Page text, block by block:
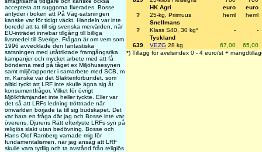
acceptera att suggorna fixerades. Bosse
antyder i boken att På Väg-satsningen
kanske var för tidigt väckt. Handeln var inte
beredd att ta till sig svenska mervärden, när
EU-inträdet innebar tillgång till billiga
livsmedel till Sverige. Frågan är om vem som
1996 avvecklade den fantastiska
satsningen med utåtriktade framgångsrika
kampanjer och mycket arbete med att få
bönderna med på tåget ex Miljöhusesynen
samt miljörapporter i samarbete med SCB, m
m. Kanske var det Slakteriförbundet, som
alltid tyckt att LRF inte skulle ägna sig åt
konsumentfrågor. Vilket för övrigt
Mjölkfrämjandet inte heller tyckte. Eller var
det så att LRFs ledning tröttnade när
omvärlden började ta till sig budskapet. Det
var bara en fråga där jag och Bosse inte var
överens. Djurens Rätt efterlyste LRFs syn på
religiös slakt utan bedövning. Bosse och
Hans Olof Ramberg varnade mig för
fundamentalismen, när jag ansåg att LRF
skulle vara tydlig och ta avstånd från religiös
HK Agri
euro
euro
?
25-kg, Priimuus heml
heml
Snellmans
?
Klass S40, 30 kg* -
-
Tyskland
639
VEZG 28 kg 67,00
65,00
*) Tillägg för avelsindex 0 - 4 euro/st +